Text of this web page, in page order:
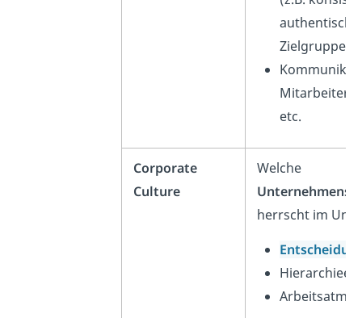
authentisch)
Zielgruppe
etc.
Corporate
Culture
Welche
herrscht im